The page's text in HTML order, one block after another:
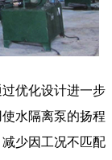
优化设计进一步
水隔离泵的扬程
少因工况不匹配